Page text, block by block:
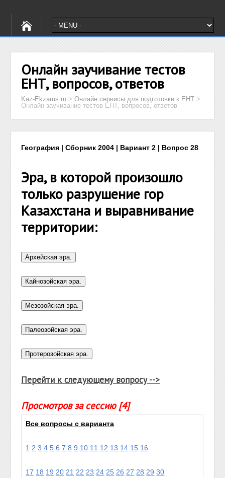
Онлайн заучивание тестов
ЕНТ, вопросов, ответов
Kaz-Ekzams.ru >Онлайн сервисы для подготовки к ЕНТ >
Онлайн заучивание тестов ЕНТ, вопросов, ответов
География | Сборник 2004 | Вариант 2 | Вопрос 28
Эра, в которой произошло
только разрушение гор
Казахстана и выравнивание
территории:
Перейти к следующему вопросу -->
Просмотров за сессию [4]
Все вопросы с варианта
1 2 3 4 5 6 7 8 9 10 11 12 13 14 15 16
17 18 19 20 21 22 23 24 25 26 27 28 29 30